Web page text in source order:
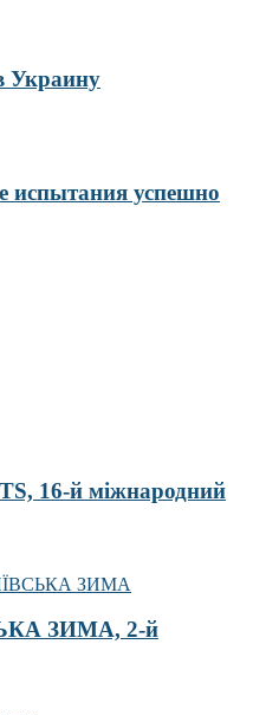
Украину
испытания успешно
16-й міжнародний
ЗИМА, 2-й